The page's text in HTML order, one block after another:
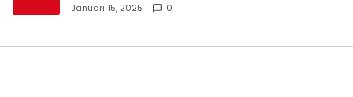
Perkenalan Pengurus Baru
Januari 15, 2025 0